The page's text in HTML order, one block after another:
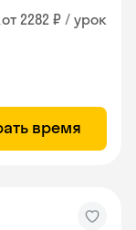
от 2282 ₽ / урок
время